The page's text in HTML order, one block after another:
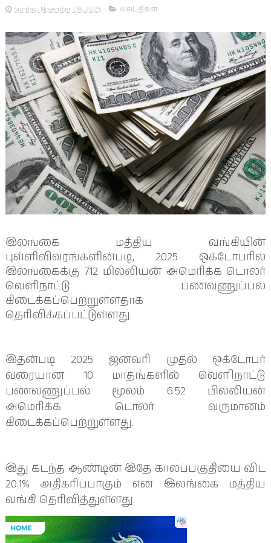
Sunday, November 09, 2025 செய்திகள்
இலங்கை மத்திய வங்கியின்
புள்ளிவிவரங்களின்படி, 2025 ஒக்டோபரில்
இலங்கைக்கு 712 மில்லியன் அமெரிக்க டொலர்
வெளிநாட்டு பணவணுப்பல்
கிடைக்கப்பெற்றுள்ளதாக
தெரிவிக்கப்பட்டுள்ளது.
இதன்படி 2025 ஜனவரி முதல் ஒக்டோபர்
வரையான 10 மாதங்களில் வௌிநாட்டு
பணவணுப்பல் மூலம் 6.52 பில்லியன்
அமெரிக்க டொலர் வருமானம்
கிடைக்கப்பெற்றுள்ளது.
இது கடந்த ஆண்டின் இதே காலப்பகுதியை விட
20.1% அதிகரிப்பாகும் என இலங்கை மத்திய
வங்கி தெரிவித்துள்ளது.